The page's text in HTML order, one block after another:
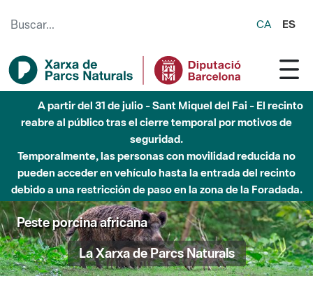
CA ES
A partir del 31 de julio - Sant Miquel del Fai - El recinto
reabre al público tras el cierre temporal por motivos de
seguridad.
Temporalmente, las personas con movilidad reducida no
pueden acceder en vehículo hasta la entrada del recinto
debido a una restricción de paso en la zona de la Foradada.
Peste porcina africana
La Xarxa de Parcs Naturals